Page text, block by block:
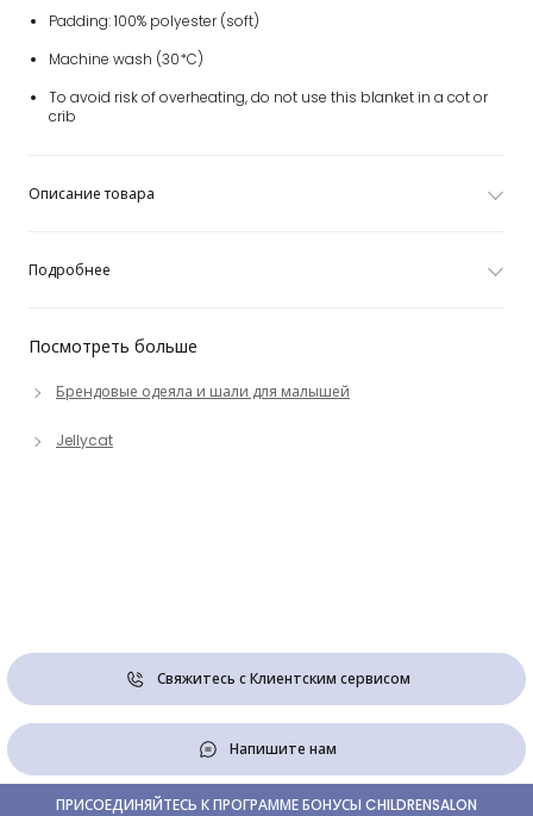
Посмотреть больше
Брендовые одеяла и шали для малышей
Jellycat
Padding: 100% polyester (soft)
Machine wash (30*C)
To avoid risk of overheating, do not use this blanket in a cot or
crib
Описание товара
Подробнее
Свяжитесь с Клиентским сервисом
Напишите нам
ПРИСОЕДИНЯЙТЕСЬ К ПРОГРАММЕ БОНУСЫ CHILDRENSALON